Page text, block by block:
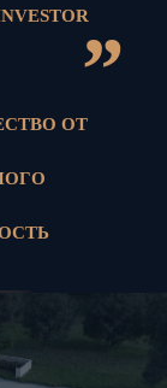
”
ОТ